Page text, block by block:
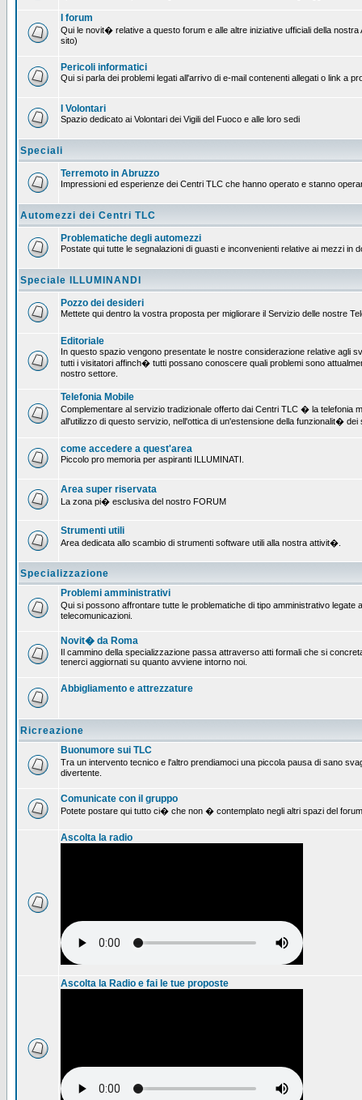
I forum
Qui le novit� relative a questo forum e alle altre iniziative ufficiali della
sito)
Pericoli informatici
Qui si parla dei problemi legati all'arrivo di e-mail contenenti allegati o link a
I Volontari
Spazio dedicato ai Volontari dei Vigili del Fuoco e alle loro sedi
Speciali
Terremoto in Abruzzo
Impressioni ed esperienze dei Centri TLC che hanno operato e stanno
Automezzi dei Centri TLC
Problematiche degli automezzi
Postate qui tutte le segnalazioni di guasti e inconvenienti relative ai mezzi in
Speciale ILLUMINANDI
Pozzo dei desideri
Mettete qui dentro la vostra proposta per migliorare il Servizio delle nostre
Editoriale
In questo spazio vengono presentate le nostre considerazione relative agli
tutti i visitatori affinch� tutti possano conoscere quali problemi sono
nostro settore.
Telefonia Mobile
Complementare al servizio tradizionale offerto dai Centri TLC � la telefonia
all'utilizzo di questo servizio, nell'ottica di un'estensione della funzionalit�
come accedere a quest'area
Piccolo pro memoria per aspiranti ILLUMINATI.
Area super riservata
La zona pi� esclusiva del nostro FORUM
Strumenti utili
Area dedicata allo scambio di strumenti software utili alla nostra attivit�.
Specializzazione
Problemi amministrativi
Qui si possono affrontare tutte le problematiche di tipo amministrativo
telecomunicazioni.
Novit� da Roma
Il cammino della specializzazione passa attraverso atti formali che si
tenerci aggiornati su quanto avviene intorno noi.
Abbigliamento e attrezzature
Ricreazione
Buonumore sui TLC
Tra un intervento tecnico e l'altro prendiamoci una piccola pausa di sano
divertente.
Comunicate con il gruppo
Potete postare qui tutto ci� che non � contemplato negli altri spazi del
Ascolta la radio
Ascolta la Radio e fai le tue proposte